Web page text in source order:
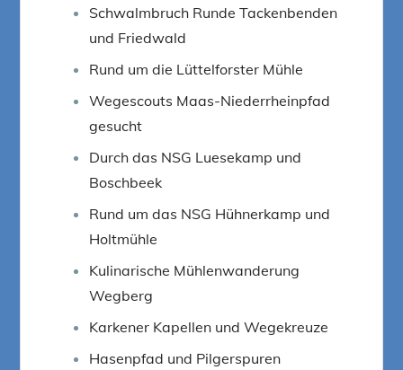
Schwalmbruch Runde Tackenbenden
und Friedwald
Rund um die Lüttelforster Mühle
Wegescouts Maas-Niederrheinpfad
gesucht
Durch das NSG Luesekamp und
Boschbeek
Rund um das NSG Hühnerkamp und
Holtmühle
Kulinarische Mühlenwanderung
Wegberg
Karkener Kapellen und Wegekreuze
Hasenpfad und Pilgerspuren